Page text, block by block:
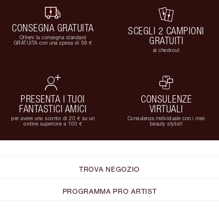
CONSEGNA GRATUITA
Ottieni la consegna standard
GRATUITA con una spesa di 59 €
SCEGLI 2 CAMPIONI
GRATUITI
al checkout
PRESENTA I TUOI
FANTASTICI AMICI
per avere uno sconto di 20 € su un
ordine superiore a 100 €
CONSULENZE
VIRTUALI
Consulenza individuale con i miei
beauty stylist!
TROVA NEGOZIO
PROGRAMMA PRO ARTIST